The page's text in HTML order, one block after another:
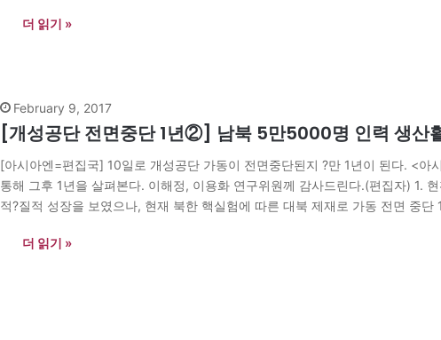
더 읽기 »
February 9, 2017
[개성공단 전면중단 1년②] 남북 5만5000명 인력 생산
[아시아엔=편집국] 10일로 개성공단 가동이 전면중단된지 ?만 1년이 된다. <아
통해 그후 1년을 살펴본다. 이해정, 이용화 연구위원께 감사드린다.(편집자) 1.
적?질적 성장을 보였으나, 현재 북한 핵실험에 따른 대북 제재로 가동 전면 중단
더 읽기 »